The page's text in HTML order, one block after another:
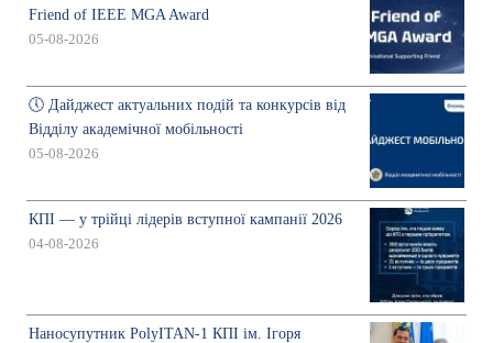
Friend of IEEE MGA Award
05-08-2026
🕔 Дайджест актуальних подій та конкурсів від
Відділу академічної мобільності
05-08-2026
КПІ — у трійці лідерів вступної кампанії 2026
04-08-2026
Наносупутник PolyITAN-1 КПІ ім. Ігоря